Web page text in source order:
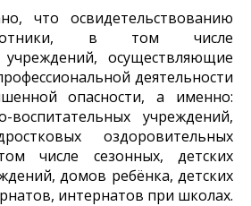
что освидетельствованию
в том числе
учреждений, осуществляющие
деятельности
опасности, а именно:
воспитательных учреждений,
оздоровительных
числе сезонных, детских
домов ребёнка, детских
интернатов при школах.